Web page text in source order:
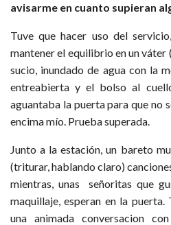
avisarme en cuanto supieran
Tuve que hacer uso del
mantener el equilibrio en un váter
sucio, inundado de agua con la
entreabierta y el bolso al
aguantaba la puerta para que no
encima mío. Prueba superada.
Junto a la estación, un bareto
(triturar, hablando claro)
mientras, unas señoritas que
maquillaje, esperan en la
una animada conversacion